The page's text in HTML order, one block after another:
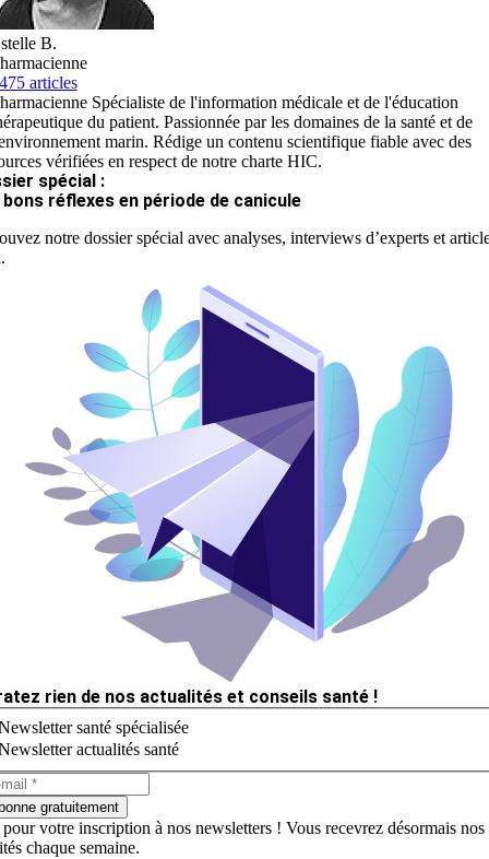
B.
articles
Spécialiste de l'information médicale et de l'éducation
du patient. Passionnée par les domaines de la santé et de
marin. Rédige un contenu scientifique fiable avec des
vérifiées en respect de notre charte HIC.
spécial :
bons réflexes en période de canicule
notre dossier spécial avec analyses, interviews d’experts et
rien de nos actualités et conseils santé !
santé spécialisée
actualités santé
gratuitement
votre inscription à nos newsletters ! Vous recevrez désormais nos
chaque semaine.